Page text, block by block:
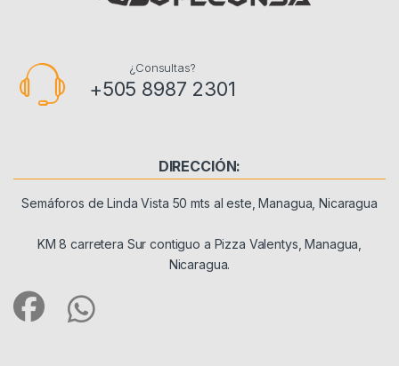
¿Consultas?
+505 8987 2301
DIRECCIÓN:
Semáforos de Linda Vista 50 mts al este, Managua, Nicaragua
KM 8 carretera Sur contiguo a Pizza Valentys, Managua,
Nicaragua.